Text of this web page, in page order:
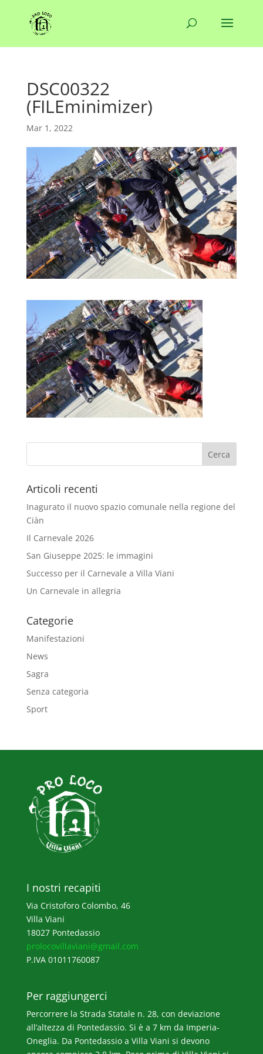
DSC00322
(FILEminimizer)
Mar 1, 2022
Articoli recenti
Inagurato il nuovo spazio comunale nella regione del
Ciàn
Il Carnevale 2026
San Giuseppe 2025: le immagini
Successo per il Carnevale a Villa Viani
Un Carnevale in allegria
Categorie
Manifestazioni
News
Sagra
Senza categoria
Sport
I nostri recapiti
Via Cristoforo Colombo, 46
Villa Viani
18027 Pontedassio
prolocovillaviani@gmail.com
P.IVA 01011760087
Per raggiungerci
Percorrere la Strada Statale n. 28, con deviazione
all’altezza di Pontedassio. Si è a 7 km da Imperia-
Oneglia. Da Pontedassio a Villa Viani si devono